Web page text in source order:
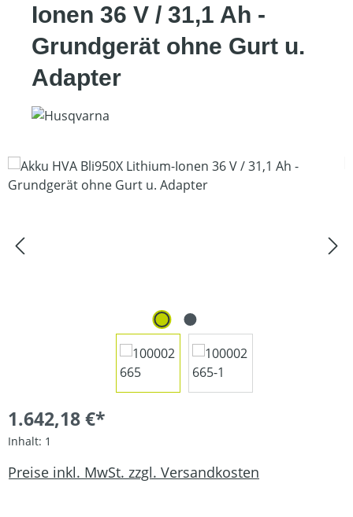
Ionen 36 V / 31,1 Ah -
Grundgerät ohne Gurt u.
Adapter
Bildergalerie überspringen
1.642,18 €*
Inhalt: 1
Preise inkl. MwSt. zzgl. Versandkosten